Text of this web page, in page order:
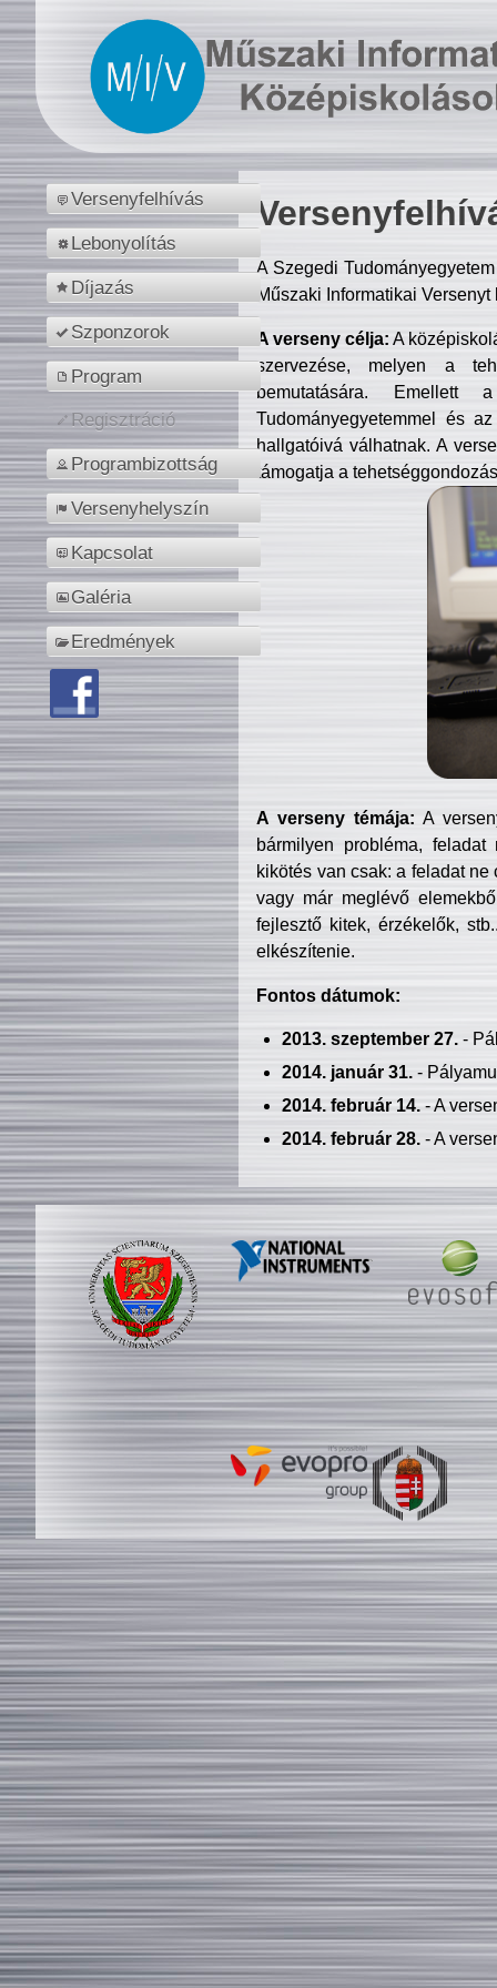
Versenyfelhívás
Lebonyolítás
Díjazás
Szponzorok
Program
Regisztráció
Programbizottság
Versenyhelyszín
Kapcsolat
Galéria
Eredmények
A Szegedi
Műszaki Informatikai
A verseny célja: A
szervezése, melyen a
bemutatására. Emellett
Tudományegyetemmel és
hallgatóivá válhatnak. A
támogatja a
A verseny témája: A
bármilyen probléma, feladat
kikötés van csak: a feladat
vagy már meglévő
fejlesztő kitek, érzékelők,
elkészítenie.
Fontos dátumok:
2013. szeptember 27.-
2014. január 31.-
2014. február 14.- A
2014. február 28.- A